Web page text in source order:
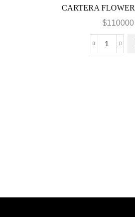
CARTERA
$110000